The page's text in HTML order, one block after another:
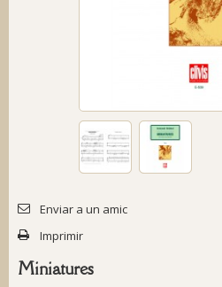
Enviar a un amic
Imprimir
Miniatures